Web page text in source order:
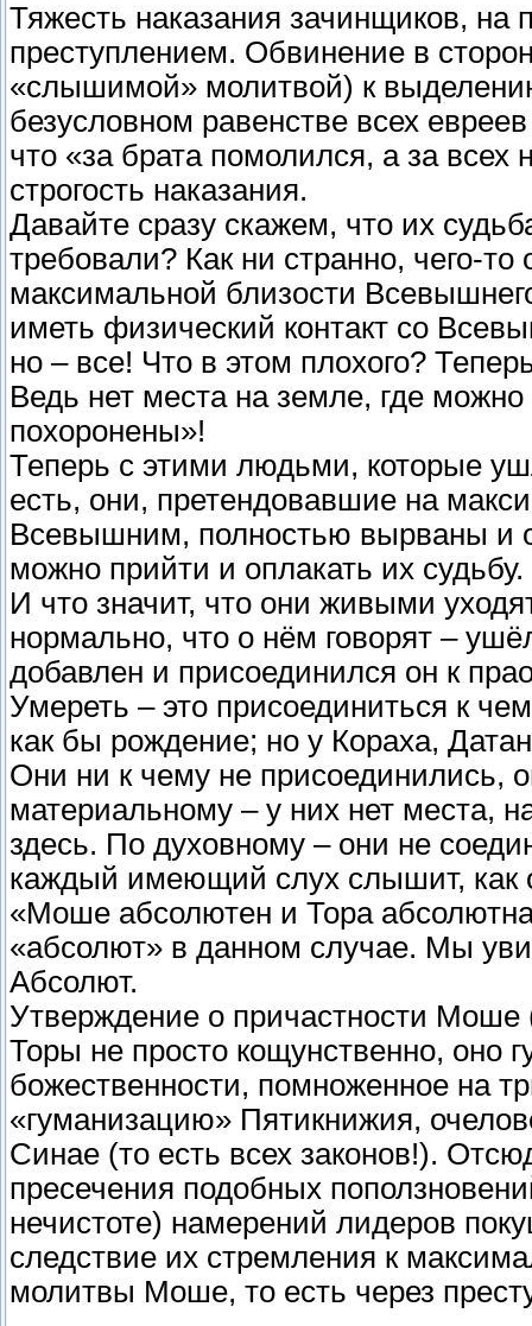
Тяжесть наказания зачинщиков, на
преступлением. Обвинение в
«слышимой» молитвой) к
безусловном равенстве всех
что «за брата помолился, а за всех
строгость наказания.
Давайте сразу скажем, что их
требовали? Как ни странно, чего-
максимальной близости
иметь физический контакт со
но – все! Что в этом плохого?
Ведь нет места на земле, где
похоронены»!
Теперь с этими людьми, которые
есть, они, претендовавшие на
Всевышним, полностью вырваны и
можно прийти и оплакать их судьбу.
И что значит, что они живыми
нормально, что о нём говорят –
добавлен и присоединился он к
Умереть – это присоединиться к
как бы рождение; но у Кораха,
Они ни к чему не присоединились,
материальному – у них нет места,
здесь. По духовному – они не
каждый имеющий слух слышит, как
«Моше абсолютен и Тора
«абсолют» в данном случае. Мы
Абсолют.
Утверждение о причастности Моше
Торы не просто кощунственно, оно
божественности, помноженное на
«гуманизацию» Пятикнижия,
Синае (то есть всех законов!).
пресечения подобных
нечистоте) намерений лидеров
следствие их стремления к
молитвы Моше, то есть через